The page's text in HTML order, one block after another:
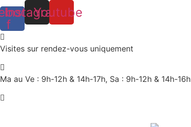
Aller
au
contenu
f
Instagram
Youtube
Visites sur rendez-vous uniquement
Ma au Ve : 9h-12h & 14h-17h, Sa : 9h-12h & 14h-16h
Panneau de gestion des cookies